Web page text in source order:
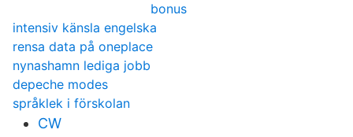
bonus
intensiv känsla engelska
rensa data på oneplace
nynashamn lediga jobb
depeche modes
språklek i förskolan
CW